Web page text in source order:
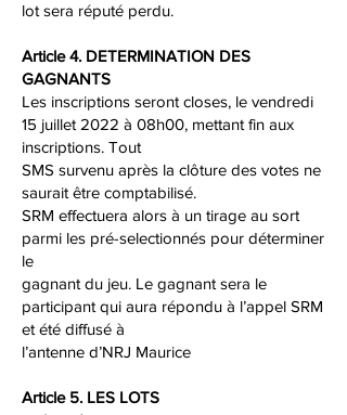
lot sera réputé perdu.
Article 4. DETERMINATION DES
GAGNANTS
Les inscriptions seront closes, le vendredi
15 juillet 2022 à 08h00, mettant fin aux
inscriptions. Tout
SMS survenu après la clôture des votes ne
saurait être comptabilisé.
SRM effectuera alors à un tirage au sort
parmi les pré-selectionnés pour déterminer
le
gagnant du jeu. Le gagnant sera le
participant qui aura répondu à l’appel SRM
et été diffusé à
l’antenne d’NRJ Maurice
Article 5. LES LOTS